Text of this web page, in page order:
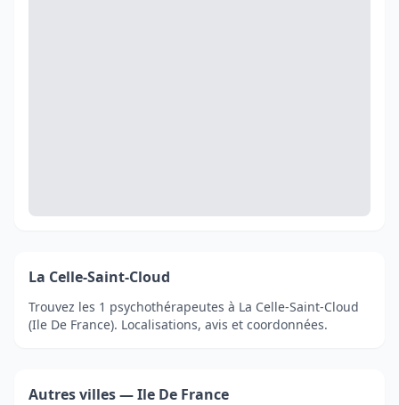
La Celle-Saint-Cloud
Trouvez les 1 psychothérapeutes à La Celle-Saint-Cloud
(Ile De France). Localisations, avis et coordonnées.
Autres villes — Ile De France